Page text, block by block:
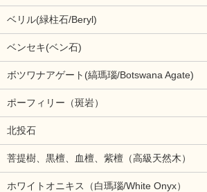
ベリル(緑柱石/Beryl)
ベンセキ(ベン石)
ボツワナアゲート(縞瑪瑙/Botswana Agate)
ポーフィリー（斑岩）
北投石
菩提樹、黒檀、血檀、紫檀（高級天然木）
ホワイトオニキス（白瑪瑙/White Onyx）